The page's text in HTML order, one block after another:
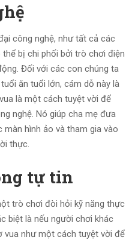
công nghệ, như tất cả các
bị chi phối bởi trò chơi điện
Đối với các con chúng ta
ăn tuổi lớn, cám dỗ này là
là một cách tuyệt vời để
nghệ. Nó giúp cha mẹ đưa
hình ảo và tham gia vào
thực.
tự tin
trò chơi đòi hỏi kỹ năng thực
biệt là nếu người chơi khác
vua như một cách tuyệt vời để